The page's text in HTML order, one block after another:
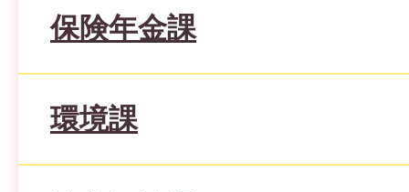
保険年金課
環境課